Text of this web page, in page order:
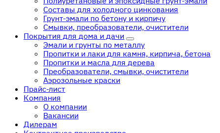
Составы для холодного цинкования
Грунт-эмали по бетону и кирпичу
Смывки, преобразователи, очистители
Покрытия для дома и дачи
Эмали и грунты по металлу
Пропитки и лаки для камня, кирпича, бетона
Пропитки и масла для дерева
Преобразователи, смывки, очистители
Аэрозольные краски
Прайс-лист
Компания
О компании
Вакансии
Дилерам